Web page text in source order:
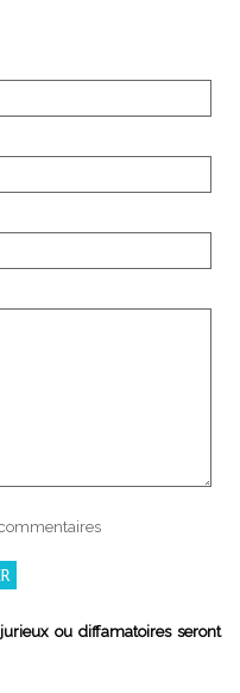
ou diffamatoires seront